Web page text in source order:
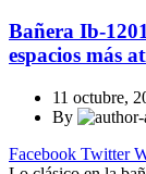
Bañera Ib-
espacios más
11 octubre,
By
Facebook Twitter